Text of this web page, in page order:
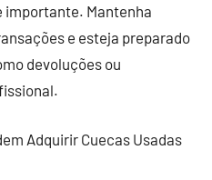
importante. Mantenha
e esteja preparado
devoluções ou
Adquirir Cuecas Usadas